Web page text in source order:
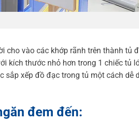
cho vào các khớp rãnh trên thành tủ
kích thước nhỏ hơn trong 1 chiếc tủ
sắp xếp đồ đạc trong tủ một cách dễ
đem đến: